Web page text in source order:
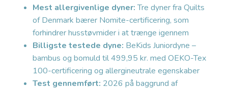
Mest allergivenlige dyner:Tre dyner fra Quilts
of Denmark bærer Nomite-certificering, som
forhindrer husstøvmider i at trænge igennem
Billigste testede dyne: BeKids Juniordyne –
bambus og bomuld til 499,95 kr. med OEKO-Tex
100-certificering og allergineutrale egenskaber
Test gennemført: 2026 på baggrund af